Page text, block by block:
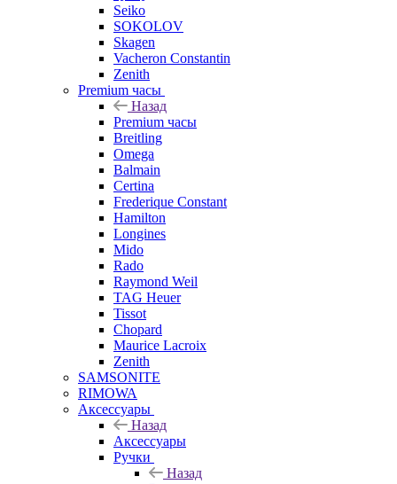
Seiko
SOKOLOV
Skagen
Vacheron Constantin
Zenith
Premium часы
Назад
Premium часы
Breitling
Omega
Balmain
Certina
Frederique Constant
Hamilton
Longines
Mido
Rado
Raymond Weil
TAG Heuer
Tissot
Chopard
Maurice Lacroix
Zenith
SAMSONITE
RIMOWA
Аксессуары
Назад
Аксессуары
Ручки
Назад